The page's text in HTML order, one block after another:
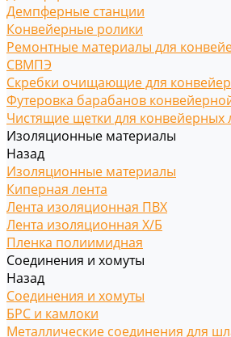
Демпферные станции
Конвейерные ролики
Ремонтные материалы для
СВМПЭ
Скребки очищающие для
Футеровка барабанов
Чистящие щетки для конвейерных
Изоляционные материалы
Назад
Изоляционные материалы
Киперная лента
Лента изоляционная ПВХ
Лента изоляционная Х/Б
Пленка полиимидная
Соединения и хомуты
Назад
Соединения и хомуты
БРС и камлоки
Металлические соединения для